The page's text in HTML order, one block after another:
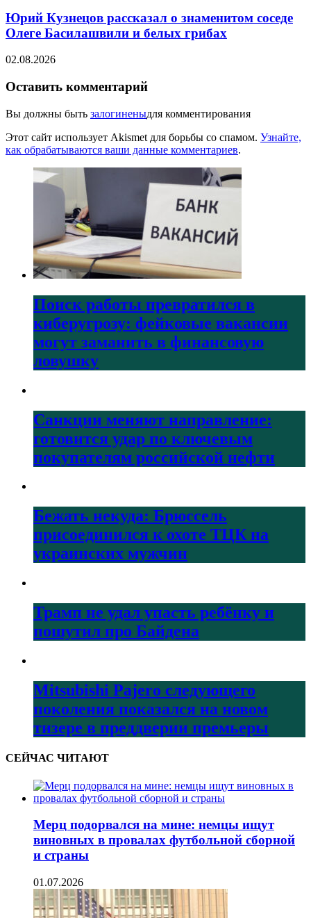
Юрий Кузнецов рассказал о знаменитом соседе
Олеге Басилашвили и белых грибах
02.08.2026
Оставить комментарий
Вы должны быть залогиненыдля комментирования
Этот сайт использует Akismet для борьбы со спамом. Узнайте,
как обрабатываются ваши данные комментариев.
Поиск работы превратился в
киберугрозу: фейковые вакансии
могут заманить в финансовую
ловушку
Санкции меняют направление:
готовится удар по ключевым
покупателям российской нефти
Бежать некуда: Брюссель
присоединился к охоте ТЦК на
украинских мужчин
Трамп не удал упасть ребёнку и
пошутил про Байдена
Mitsubishi Pajero следующего
поколения показался на новом
тизере в преддверии премьеры
СЕЙЧАС ЧИТАЮТ
Мерц подорвался на мине: немцы ищут
виновных в провалах футбольной сборной
и страны
01.07.2026